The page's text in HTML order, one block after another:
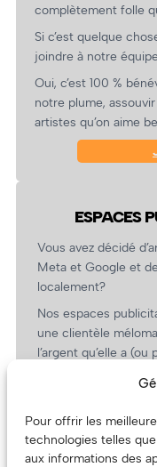
Pour offrir les
technologies telles
aux informations des
complètement folle
Si c’est quelque
joindre à notre
Oui, c’est 100 %
notre plume,
artistes qu’on aime
ESPACES
Vous avez décidé
Meta et Google et
localement?
Nos espaces
une clientèle
l’argent qu’elle a
revient.
(Oui, on va avoir